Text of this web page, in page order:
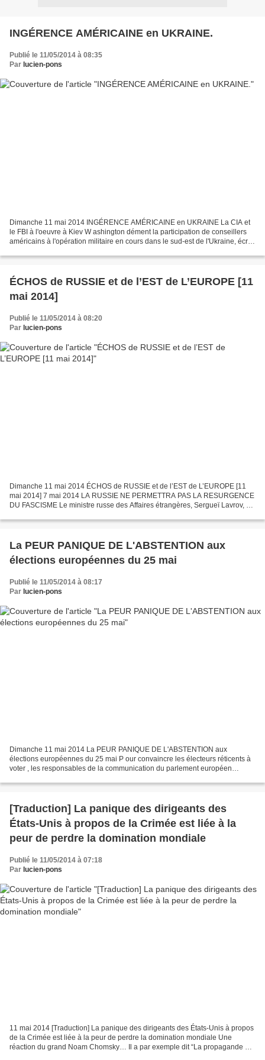
INGÉRENCE AMÉRICAINE en UKRAINE.
Publié le 11/05/2014 à 08:35
Par lucien-pons
Dimanche 11 mai 2014 INGÉRENCE AMÉRICAINE en UKRAINE La CIA et
le FBI à l'oeuvre à Kiev W ashington dément la participation de conseillers
américains à l'opération militaire en cours dans le sud-est de l'Ukraine, écrit
ÉCHOS de RUSSIE et de l’EST de L’EUROPE [11
mai 2014]
Publié le 11/05/2014 à 08:20
Par lucien-pons
Dimanche 11 mai 2014 ÉCHOS de RUSSIE et de l’EST de L’EUROPE [11
mai 2014] 7 mai 2014 LA RUSSIE NE PERMETTRA PAS LA RESURGENCE
DU FASCISME Le ministre russe des Affaires étrangères, Sergueï Lavrov, a
La PEUR PANIQUE DE L'ABSTENTION aux
élections européennes du 25 mai
Publié le 11/05/2014 à 08:17
Par lucien-pons
Dimanche 11 mai 2014 La PEUR PANIQUE DE L'ABSTENTION aux
élections européennes du 25 mai P our convaincre les électeurs réticents à
voter , les responsables de la communication du parlement européen
[Traduction] La panique des dirigeants des
États-Unis à propos de la Crimée est liée à la
peur de perdre la domination mondiale
Publié le 11/05/2014 à 07:18
Par lucien-pons
11 mai 2014 [Traduction] La panique des dirigeants des États-Unis à propos
de la Crimée est liée à la peur de perdre la domination mondiale Une
réaction du grand Noam Chomsky… Il a par exemple dit “La propagande est